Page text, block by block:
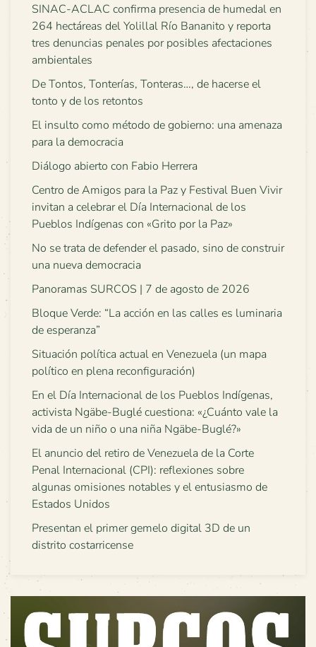
SINAC-ACLAC confirma presencia de humedal en
264 hectáreas del Yolillal Río Bananito y reporta
tres denuncias penales por posibles afectaciones
ambientales
De Tontos, Tonterías, Tonteras…, de hacerse el
tonto y de los retontos
El insulto como método de gobierno: una amenaza
para la democracia
Diálogo abierto con Fabio Herrera
Centro de Amigos para la Paz y Festival Buen Vivir
invitan a celebrar el Día Internacional de los
Pueblos Indígenas con «Grito por la Paz»
No se trata de defender el pasado, sino de construir
una nueva democracia
Panoramas SURCOS | 7 de agosto de 2026
Bloque Verde: “La acción en las calles es luminaria
de esperanza”
Situación política actual en Venezuela (un mapa
político en plena reconfiguración)
En el Día Internacional de los Pueblos Indígenas,
activista Ngäbe-Buglé cuestiona: «¿Cuánto vale la
vida de un niño o una niña Ngäbe-Buglé?»
El anuncio del retiro de Venezuela de la Corte
Penal Internacional (CPI): reflexiones sobre
algunas omisiones notables y el entusiasmo de
Estados Unidos
Presentan el primer gemelo digital 3D de un
distrito costarricense